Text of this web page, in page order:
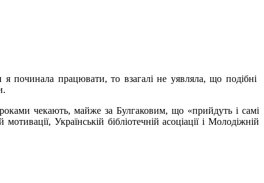
працювати, то взагалі не уявляла, що подібні
чекають, майже за Булгаковим, що «прийдуть і самі
Українській бібліотечній асоціації і Молодіжній